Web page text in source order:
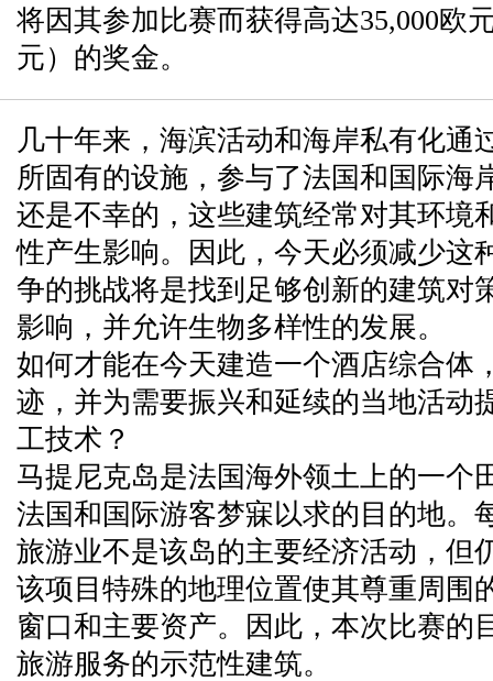
将因其参加比赛而获得高达35,000欧
元）的奖金。
几十年来，海滨活动和海岸私有化通
所固有的设施，参与了法国和国际海
还是不幸的，这些建筑经常对其环境
性产生影响。因此，今天必须减少这
争的挑战将是找到足够创新的建筑对
影响，并允许生物多样性的发展。
如何才能在今天建造一个酒店综合体
迹，并为需要振兴和延续的当地活动
工技术？
马提尼克岛是法国海外领土上的一个
法国和国际游客梦寐以求的目的地。
旅游业不是该岛的主要经济活动，但
该项目特殊的地理位置使其尊重周围
窗口和主要资产。因此，本次比赛的
旅游服务的示范性建筑。